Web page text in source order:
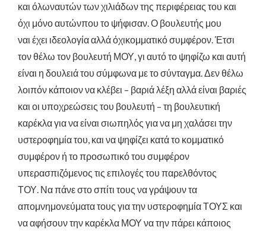
και όλωναυτώντωνχιλιάδωντης περιφέρειας του και
όχι μόνοαυτώνπου το ψήφισαν. Ο βουλευτής μου
ναι έχει ιδεολογίααλλάόχικομματικόσυμφέρον. Έτσι
τον θέλω τον βουλευτή ΜΟΥ, γι αυτό το ψηφίζω και αυτή
είναι η δουλειά του σύμφωνα με το σύνταγμα. Δεν θέλω
λοιπόν κάποιον να κλέβει – βαριά λέξη αλλά είναι βαριές
και οι υποχρεώσεις του βουλευτή – τη βουλευτική
καρέκλα για να είναι σιωπηλός για να μη χαλάσει την
υστεροφημία του, και να ψηφίζει κατά το κομματικό
συμφέρον ή το προσωπικό του συμφέρον
υπερασπιζόμενος τις επιλογές του παρελθόντος
ΤΟΥ. Να πάνε στο σπίτι τους να γράψουν τα
απομνημονεύματα τους για την υστεροφημία ΤΟΥΣ και
να αφήσουν την καρέκλα ΜΟΥ να την πάρει κάποιος